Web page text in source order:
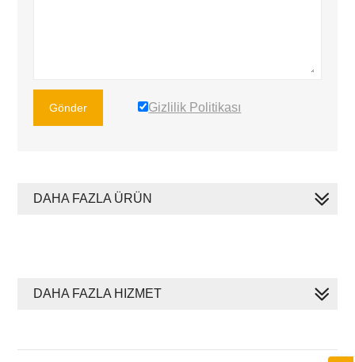
Gönder Gizlilik Politikası
DAHA FAZLA ÜRÜN
DAHA FAZLA HIZMET